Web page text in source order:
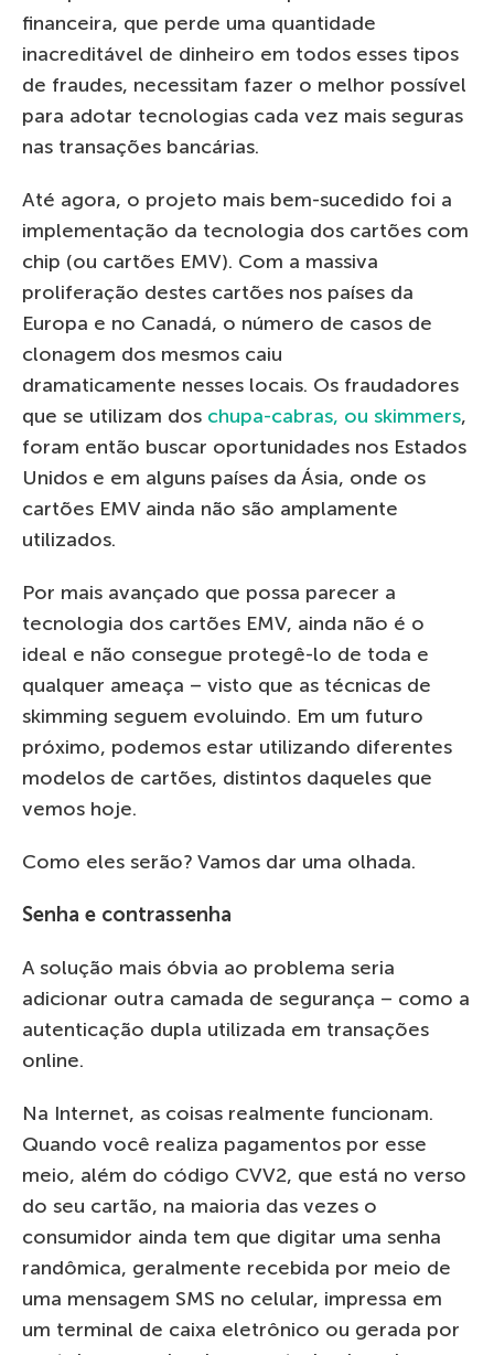
financeira, que perde uma quantidade
inacreditável de dinheiro em todos esses tipos
de fraudes, necessitam fazer o melhor possível
para adotar tecnologias cada vez mais seguras
nas transações bancárias.
Até agora, o projeto mais bem-sucedido foi a
implementação da tecnologia dos cartões com
chip (ou cartões EMV). Com a massiva
proliferação destes cartões nos países da
Europa e no Canadá, o número de casos de
clonagem dos mesmos caiu
dramaticamente nesses locais. Os fraudadores
que se utilizam dos chupa-cabras, ou skimmers,
foram então buscar oportunidades nos Estados
Unidos e em alguns países da Ásia, onde os
cartões EMV ainda não são amplamente
utilizados.
Por mais avançado que possa parecer a
tecnologia dos cartões EMV, ainda não é o
ideal e não consegue protegê-lo de toda e
qualquer ameaça – visto que as técnicas de
skimming seguem evoluindo. Em um futuro
próximo, podemos estar utilizando diferentes
modelos de cartões, distintos daqueles que
vemos hoje.
Como eles serão? Vamos dar uma olhada.
Senha e contrassenha
A solução mais óbvia ao problema seria
adicionar outra camada de segurança – como a
autenticação dupla utilizada em transações
online.
Na Internet, as coisas realmente funcionam.
Quando você realiza pagamentos por esse
meio, além do código CVV2, que está no verso
do seu cartão, na maioria das vezes o
consumidor ainda tem que digitar uma senha
randômica, geralmente recebida por meio de
uma mensagem SMS no celular, impressa em
um terminal de caixa eletrônico ou gerada por